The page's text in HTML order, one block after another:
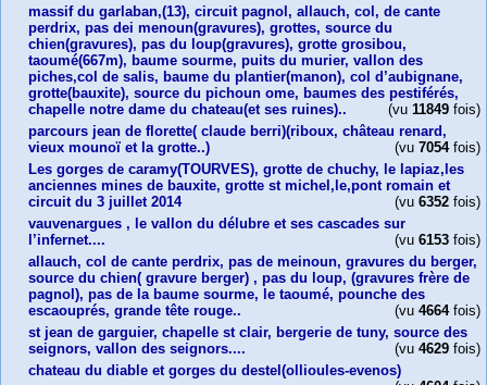
massif du garlaban,(13), circuit pagnol, allauch, col, de cante
perdrix, pas dei menoun(gravures), grottes, source du
chien(gravures), pas du loup(gravures), grotte grosibou,
taoumé(667m), baume sourme, puits du murier, vallon des
piches,col de salis, baume du plantier(manon), col d’aubignane,
grotte(bauxite), source du pichoun ome, baumes des pestiférés,
chapelle notre dame du chateau(et ses ruines)..
(vu 11849 fois)
parcours jean de florette( claude berri)(riboux, château renard,
vieux mounoï et la grotte..)
(vu 7054fois)
Les gorges de caramy(TOURVES), grotte de chuchy, le lapiaz,les
anciennes mines de bauxite, grotte st michel,le,pont romain et
circuit du 3 juillet 2014
(vu 6352 fois)
vauvenargues , le vallon du délubre et ses cascades sur
l’infernet....
(vu 6153 fois)
allauch, col de cante perdrix, pas de meinoun, gravures du berger,
source du chien( gravure berger) , pas du loup, (gravures frère de
pagnol), pas de la baume sourme, le taoumé, pounche des
escaouprés, grande tête rouge..
(vu 4664fois)
st jean de garguier, chapelle st clair, bergerie de tuny, source des
seignors, vallon des seignors....
(vu 4629 fois)
chateau du diable et gorges du destel(ollioules-evenos)